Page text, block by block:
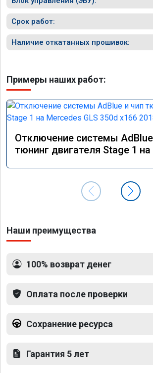
Срок работ:
Наличие откатанных прошивок:
Примеры наших работ:
Отключение системы
тюнинг двигателя Stage 1
Наши преимущества
100% возврат денег
Оплата после проверки
Сохранение ресурса
Гарантия 5 лет